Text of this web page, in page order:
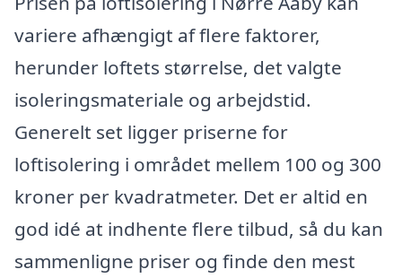
variere afhængigt af flere faktorer,
herunder loftets størrelse, det valgte
isoleringsmateriale og arbejdstid.
Generelt set ligger priserne for
loftisolering i området mellem 100 og 300
kroner per kvadratmeter. Det er altid en
god idé at indhente flere tilbud, så du kan
sammenligne priser og finde den mest